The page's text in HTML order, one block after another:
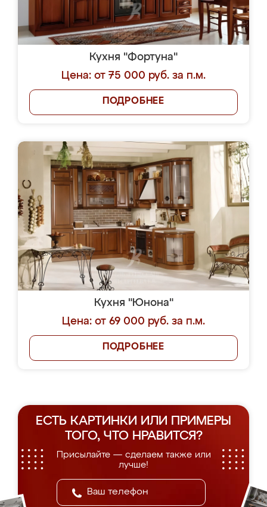
Кухня "Фортуна"
Цена: от 75 000 руб. за п.м.
ПОДРОБНЕЕ
Кухня "Юнона"
Цена: от 69 000 руб. за п.м.
ПОДРОБНЕЕ
ЕСТЬ КАРТИНКИ ИЛИ ПРИМЕРЫ
ТОГО, ЧТО НРАВИТСЯ?
Присылайте — сделаем также или
лучше!